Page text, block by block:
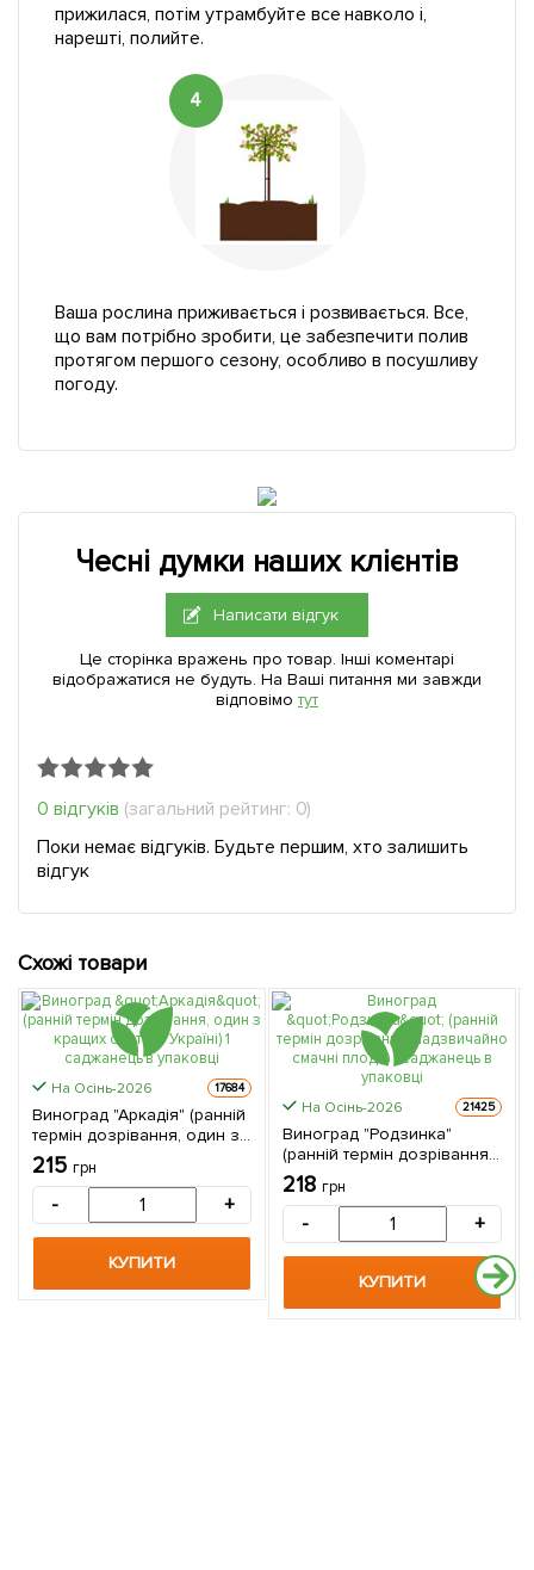
прижилася, потім утрамбуйте все навколо і,
нарешті, полийте.
4
Ваша рослина приживається і розвивається. Все,
що вам потрібно зробити, це забезпечити полив
протягом першого сезону, особливо в посушливу
погоду.
Чесні думки наших клієнтів
Написати відгук
Це сторінка вражень про товар. Інші коментарі
відображатися не будуть. На Ваші питання ми завжди
відповімо тут
0 відгуків (загальний рейтинг: 0)
Поки немає відгуків. Будьте першим, хто залишить
відгук
Схожі товари
На Осінь-2026 17684
Виноград "Аркадія" (ранній
термін дозрівання, один з
кращих сортів в Україні) 1
саджанець в упаковці
215 грн
- +
КУПИТИ
На Осінь-2026 21425
Виноград "Родзинка"
(ранній термін дозрівання,
надзвичайно смачні
плоди) 1 саджанець в
218 грн
- +
КУПИТИ